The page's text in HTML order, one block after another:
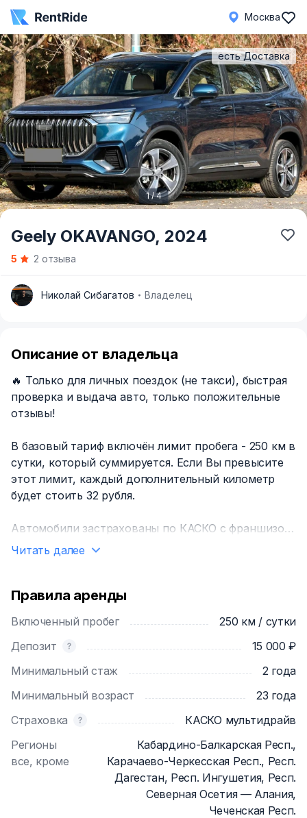
Москва
Item
1 / 4
есть Доставка
Geely OKAVANGO, 2024
5 2 отзыва
Н Николай Сибагатов Владелец
Описание от владельца
🔥 Только для личных поездок (не такси), быстрая
проверка и выдача авто, только положительные
отзывы!
В базовый тариф включён лимит пробега - 250 км в
сутки, который суммируется. Если Вы превысите
этот лимит, каждый дополнительный километр
будет стоить 32 рубля.
Автомобили застрахованы по КАСКО с франшизой
в размере 30 000 рублей. В случае ДТП, угона или
в договоре). Также Вы можете приобрести
снизить ответственность до нуля.
чистом виде. Вам не обязательно мыть автомобиль
при возврате, стоимость мойки составит от 1000
топлива. При возврате автомобиля Вам нужно
будет вернуть такое же количество топлива, либо
доплатить от 70 рублей за каждый литр
недостающего топлива.
Мы разрешаем использовать автомобиль по всей
Читать далее
Правила аренды
Включенный пробег
250 км / сутки
Депозит
15 000 ₽
Минимальный стаж
2 года
Минимальный возраст
23 года
Страховка
КАСКО мультидрайв
Регионы
все, кроме
Кабардино-Балкарская Респ.,
Карачаево-Черкесская Респ., Респ.
Дагестан, Респ. Ингушетия, Респ.
Северная Осетия — Алания,
Чеченская Респ.